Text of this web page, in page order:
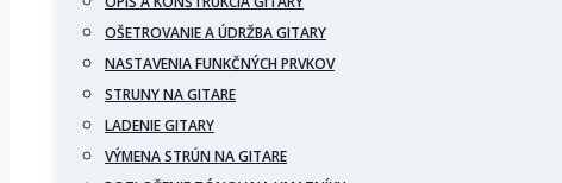
OŠETROVANIE A ÚDRŽBA GITARY
NASTAVENIA FUNKČNÝCH PRVKOV
STRUNY NA GITARE
LADENIE GITARY
VÝMENA STRÚN NA GITARE